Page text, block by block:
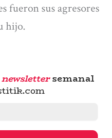
fueron sus agresores
hijo.
newslettersemanal